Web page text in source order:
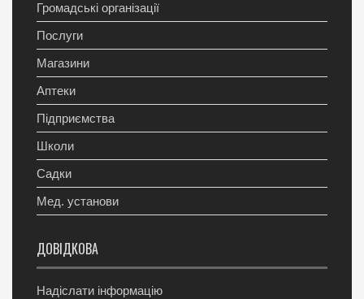
Громадські організації
Послуги
Магазини
Аптеки
Підприємства
Школи
Садки
Мед. установи
ДОВІДКОВА
Надіслати інформацію